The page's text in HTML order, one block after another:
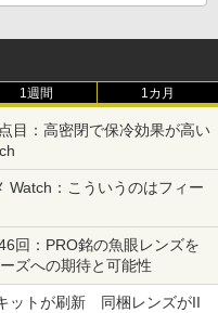
1週間 1カ月
目：高密閉で保冷効果が高い
Watch：こういうのはフィー
回：PRO銘の魚眼レンズを
ズへの期待と可能性
ットが刷新 同梱レンズがII